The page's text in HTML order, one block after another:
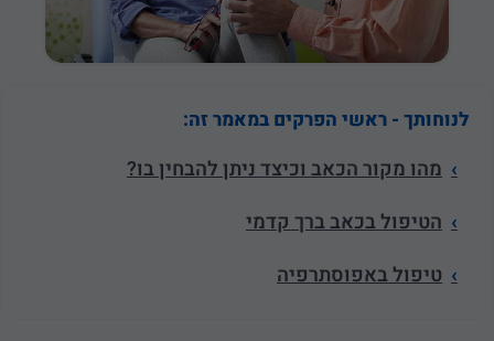
לנוחותך - ראשי הפרקים במאמר זה:
מהו מקור הכאב וכיצד ניתן להבחין בו?
הטיפול בכאב ברך קדמי
טיפול באפוסתרפיה